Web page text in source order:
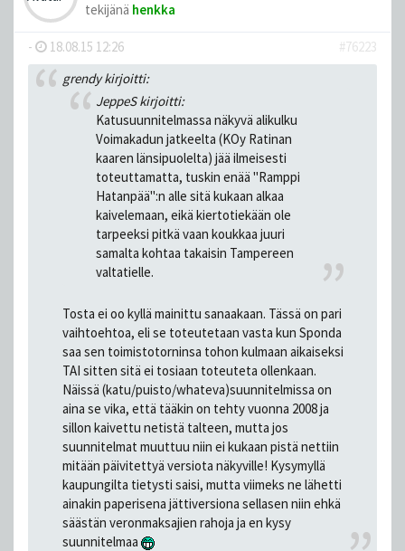
tekijänä henkka
- 18.08.15 12:26
#76223
grendy kirjoitti:
JeppeS kirjoitti:
Katusuunnitelmassa näkyvä alikulku
Voimakadun jatkeelta (KOy Ratinan
kaaren länsipuolelta) jää ilmeisesti
toteuttamatta, tuskin enää "Ramppi
Hatanpää":n alle sitä kukaan alkaa
kaivelemaan, eikä kiertotiekään ole
tarpeeksi pitkä vaan koukkaa juuri
samalta kohtaa takaisin Tampereen
valtatielle.
Tosta ei oo kyllä mainittu sanaakaan. Tässä on pari
vaihtoehtoa, eli se toteutetaan vasta kun Sponda
saa sen toimistotorninsa tohon kulmaan aikaiseksi
TAI sitten sitä ei tosiaan toteuteta ollenkaan.
Näissä (katu/puisto/whateva)suunnitelmissa on
aina se vika, että tääkin on tehty vuonna 2008 ja
sillon kaivettu netistä talteen, mutta jos
suunnitelmat muuttuu niin ei kukaan pistä nettiin
mitään päivitettyä versiota näkyville! Kysymyllä
kaupungilta tietysti saisi, mutta viimeks ne lähetti
ainakin paperisena jättiversiona sellasen niin ehkä
säästän veronmaksajien rahoja ja en kysy
suunnitelmaa